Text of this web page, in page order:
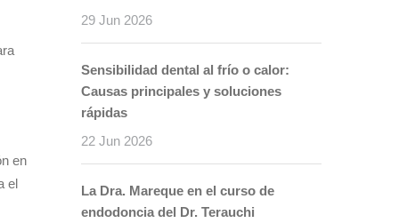
en
el
29 Jun 2026
Sensibilidad dental al frío o calor:
Causas principales y soluciones
rápidas
22 Jun 2026
La Dra. Mareque en el curso de
endodoncia del Dr. Terauchi